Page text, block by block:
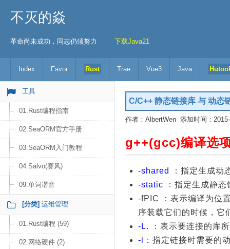
不灭的焱
革命尚未成功，同志仍须努力 下载Java21
Index Favor Rust Trae Vue3 Java Hutool
工具
01.Rust编程指南
02.SeaORM官方手册
03.SeaORM入门教程
04.Salvo(赛风)
09.单词谐音
[分类] 运维管理
01.Rust编程 (59)
02.网络硬件 (2)
C/C++ 静态链接库 与 动态
作者：AlbertWen 添加时间：
g++(gcc)编译选
-shared
：指定生成动
-static ：指定生成静态
-fPIC ：表示编译为位
序装载它们的时候，它
-L. ：表示要连接的库
-l
：指定链接时需要的